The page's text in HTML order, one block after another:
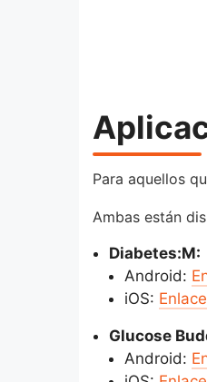
Para aquellos
Ambas están
Diabetes:M:
Android:
iOS:
Glucose
Android: